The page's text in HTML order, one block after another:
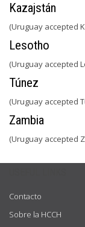
Kazajstán
(Uruguay accepted
Lesotho
(Uruguay accepted
Túnez
(Uruguay accepted
Zambia
(Uruguay accepted
Contacto
Sobre la HCCH